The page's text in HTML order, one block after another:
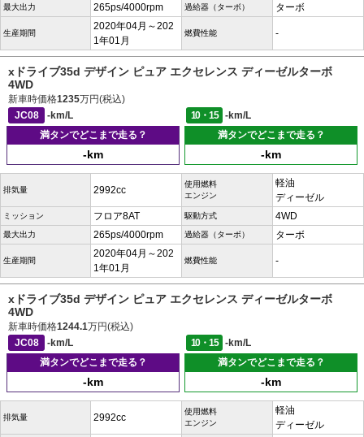
最大出力 265ps/4000rpm 過給器（ターボ） ターボ
生産期間
2020年04月～202
1年01月
燃費性能 -
xドライブ35d デザイン ピュア エクセレンス ディーゼルターボ
4WD
新車時価格1235万円(税込)
JC08
-km/L 10・15
-km/L
満タンでどこまで走る？
-km
満タンでどこまで走る？
-km
排気量 2992cc
使用燃料
エンジン
軽油
ディーゼル
ミッション フロア8AT 駆動方式 4WD
最大出力 265ps/4000rpm 過給器（ターボ） ターボ
生産期間
2020年04月～202
1年01月
燃費性能 -
xドライブ35d デザイン ピュア エクセレンス ディーゼルターボ
4WD
新車時価格1244.1万円(税込)
JC08
-km/L 10・15
-km/L
満タンでどこまで走る？
-km
満タンでどこまで走る？
-km
排気量 2992cc
使用燃料
エンジン
軽油
ディーゼル